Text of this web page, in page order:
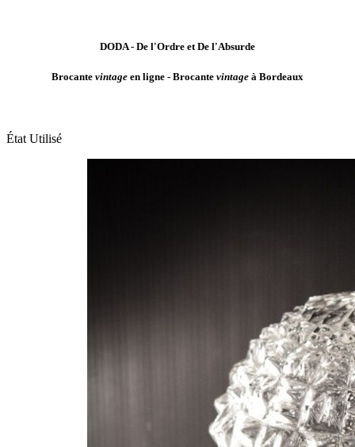
DODA - De l'Ordre et De l'Absurde
Brocante vintage en ligne - Brocante vintage à Bordeaux
État Utilisé